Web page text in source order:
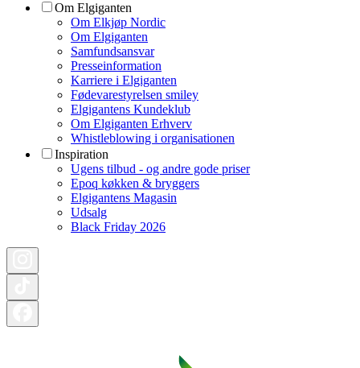
Om Elgiganten
Om Elkjøp Nordic
Om Elgiganten
Samfundsansvar
Presseinformation
Karriere i Elgiganten
Fødevarestyrelsen smiley
Elgigantens Kundeklub
Om Elgiganten Erhverv
Whistleblowing i organisationen
Inspiration
Ugens tilbud - og andre gode priser
Epoq køkken & bryggers
Elgigantens Magasin
Udsalg
Black Friday 2026